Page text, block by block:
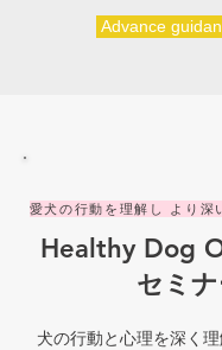
Advance
愛犬の行動を理解し より深
Healthy Dog
セミ
犬の行動と心理を深く